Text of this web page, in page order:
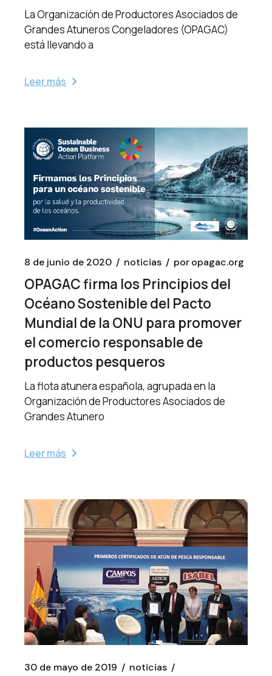
La Organización de Productores Asociados de
Grandes Atuneros Congeladores (OPAGAC)
está llevando a
Leer más
8 de junio de 2020 noticias poropagac.org
OPAGAC firma los Principios del
Océano Sostenible del Pacto
Mundial de la ONU para promover
el comercio responsable de
productos pesqueros
La flota atunera española, agrupada en la
Organización de Productores Asociados de
Grandes Atunero
Leer más
30 de mayo de 2019
noticias